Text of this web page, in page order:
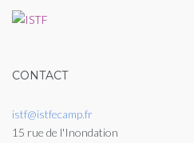
CONTACT
istf@istfecamp.fr
15 rue de l'Inondation